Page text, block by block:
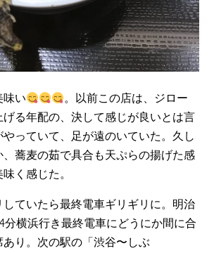
味い
。以前この店は、ジロー
げる年配の、決して感じが良いとは言
やっていて、足が遠のいていた。久し
蕎麦の茹で具合も天ぷらの揚げた感
く感じた。
していたら最終電車ギリギリに。明治
分横浜行き最終電車にどうにか間に合
り。次の駅の「渋谷〜しぶ